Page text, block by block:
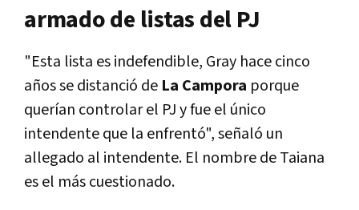
armado de listas del PJ
"Esta lista es indefendible, Gray hace cinco
años se distanció de La Campora porque
querían controlar el PJ y fue el único
intendente que la enfrentó", señaló un
allegado al intendente. El nombre de Taiana
es el más cuestionado.